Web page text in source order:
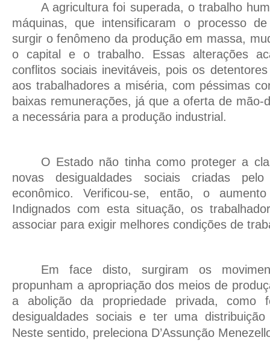
A agricultura foi superada, o trabalho
máquinas, que intensificaram o processo
surgir o fenômeno da produção em massa,
o capital e o trabalho. Essas alterações
conflitos sociais inevitáveis, pois os
aos trabalhadores a miséria, com péssimas
baixas remunerações, já que a oferta de mão-
a necessária para a produção industrial.
O Estado não tinha como proteger a
novas desigualdades sociais criadas
econômico. Verificou-se, então, o
Indignados com esta situação, os
associar para exigir melhores condições de
Em face disto, surgiram os
propunham a apropriação dos meios de
a abolição da propriedade privada, como
desigualdades sociais e ter uma
Neste sentido, preleciona D’Assunção